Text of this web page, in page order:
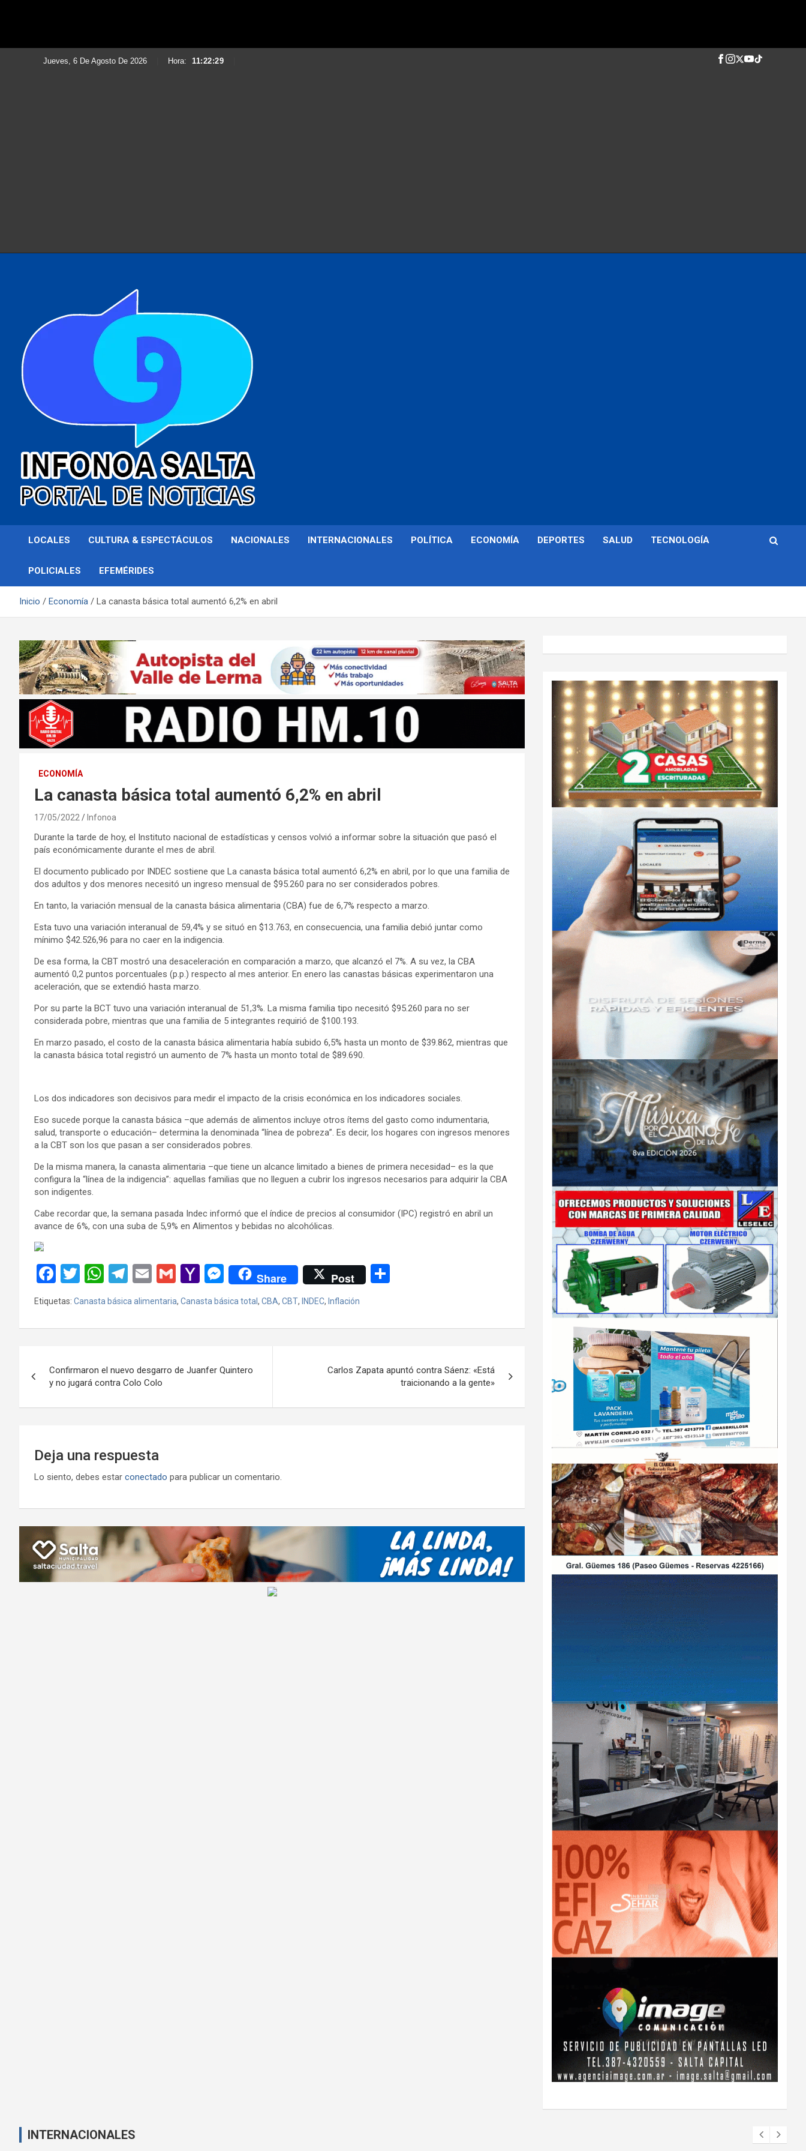
Jueves, 6 De Agosto De 2026 Hora: 11:22:31
Infonoa Salta
LOCALES CULTURA & ESPECTÁCULOS NACIONALES INTERNACIONALES POLÍTICA ECONOMÍA DEPORTES SALUD TECNOLOGÍA
POLICIALES EFEMÉRIDES
Inicio Economía La canasta básica total aumentó 6,2% en abril
ECONOMÍA
La canasta básica total aumentó 6,2% en abril
17/05/2022 Infonoa
Durante la tarde de hoy, el Instituto nacional de estadísticas y censos volvió a informar sobre la situación que pasó el
país económicamente durante el mes de abril.
El documento publicado por INDEC sostiene que La canasta básica total aumentó 6,2% en abril, por lo que una familia de
dos adultos y dos menores necesitó un ingreso mensual de $95.260 para no ser considerados pobres.
En tanto, la variación mensual de la canasta básica alimentaria (CBA) fue de 6,7% respecto a marzo.
Esta tuvo una variación interanual de 59,4% y se situó en $13.763, en consecuencia, una familia debió juntar como
mínimo $42.526,96 para no caer en la indigencia.
De esa forma, la CBT mostró una desaceleración en comparación a marzo, que alcanzó el 7%. A su vez, la CBA
aumentó 0,2 puntos porcentuales (p.p.) respecto al mes anterior. En enero las canastas básicas experimentaron una
aceleración, que se extendió hasta marzo.
Por su parte la BCT tuvo una variación interanual de 51,3%. La misma familia tipo necesitó $95.260 para no ser
considerada pobre, mientras que una familia de 5 integrantes requirió de $100.193.
En marzo pasado, el costo de la canasta básica alimentaria había subido 6,5% hasta un monto de $39.862, mientras que
la canasta básica total registró un aumento de 7% hasta un monto total de $89.690.
Los dos indicadores son decisivos para medir el impacto de la crisis económica en los indicadores sociales.
Eso sucede porque la canasta básica –que además de alimentos incluye otros ítems del gasto como indumentaria,
salud, transporte o educación– determina la denominada “línea de pobreza”. Es decir, los hogares con ingresos menores
a la CBT son los que pasan a ser considerados pobres.
De la misma manera, la canasta alimentaria –que tiene un alcance limitado a bienes de primera necesidad– es la que
configura la “línea de la indigencia”: aquellas familias que no lleguen a cubrir los ingresos necesarios para adquirir la CBA
son indigentes.
Cabe recordar que, la semana pasada Indec informó que el índice de precios al consumidor (IPC) registró en abril un
avance de 6%, con una suba de 5,9% en Alimentos y bebidas no alcohólicas.
F
a
ce
b
o
k
T
tt
er
W
h
at
s
p
p
T
el
e
gr
m
E
m
ail
G
m
ail
Y
a
h
o
M
M
es
se
n
er
Share Post
p
tir
Etiquetas: Canasta básica alimentaria, Canasta básica total, CBA, CBT, INDEC, Inflación
de
entradas
Confirmaron el nuevo desgarro de Juanfer Quintero
y no jugará contra Colo Colo
Carlos Zapata apuntó contra Sáenz: «Está
traicionando a la gente»
Deja una respuesta
Lo siento, debes estar conectado para publicar un comentario.
INTERNACIONALES